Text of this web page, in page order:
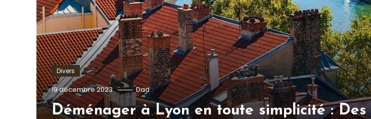
Divers
19 décembre 2023 Dad
Déménager à Lyon en toute simplicité : Des